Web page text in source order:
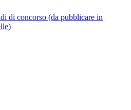
di concorso (da pubblicare in